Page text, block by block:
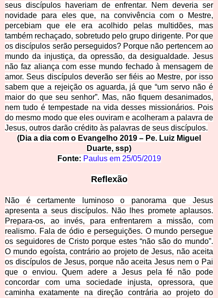
seus discípulos haveriam de enfrentar. Nem deveria ser
novidade para eles que, na convivência com o Mestre,
percebiam que ele era acolhido pelas multidões, mas
também rechaçado, sobretudo pelo grupo dirigente. Por que
os discípulos serão perseguidos? Porque não pertencem ao
mundo da injustiça, da opressão, da desigualdade. Jesus
não faz aliança com esse mundo fechado à mensagem de
amor. Seus discípulos deverão ser fiéis ao Mestre, por isso
sabem que a rejeição os aguarda, já que “um servo não é
maior do que seu senhor”. Mas, não fiquem desanimados,
nem tudo é tempestade na vida desses missionários. Pois
do mesmo modo que eles ouviram e acolheram a palavra de
Jesus, outros darão crédito às palavras de seus discípulos.
(Dia a dia com o Evangelho 2019 – Pe. Luiz Miguel
Duarte, ssp)
Fonte: Paulus em 25/05/2019
Reflexão
Não é certamente luminoso o panorama que Jesus
apresenta a seus discípulos. Não lhes promete aplausos.
Prepara-os, ao invés, para enfrentarem a missão, com
realismo. Fala de ódio e perseguições. O mundo persegue
os seguidores de Cristo porque estes “não são do mundo”.
O mundo egoísta, contrário ao projeto de Jesus, não aceita
os discípulos de Jesus, porque não aceita Jesus nem o Pai
que o enviou. Quem adere a Jesus pela fé não pode
concordar com uma sociedade injusta, opressora, que
caminha exatamente na direção contrária ao projeto do